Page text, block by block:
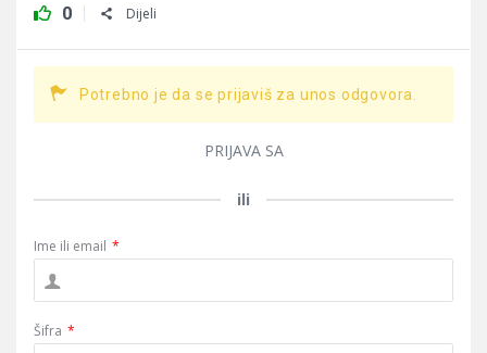
0 Dijeli
Potrebno je da se prijaviš za unos odgovora.
PRIJAVA SA
ili
Ime ili email *
Šifra *